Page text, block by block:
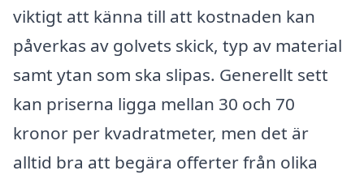
viktigt att känna till att kostnaden kan
påverkas av golvets skick, typ av material
samt ytan som ska slipas. Generellt sett
kan priserna ligga mellan 30 och 70
kronor per kvadratmeter, men det är
alltid bra att begära offerter från olika